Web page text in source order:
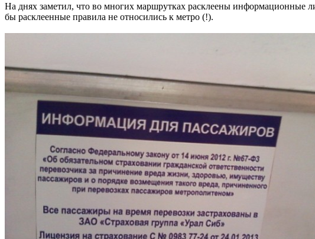
На днях заметил, что во многих маршрутках расклеены информационные
бы расклеенные правила не относились к метро (!).